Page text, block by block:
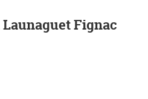
Fignac